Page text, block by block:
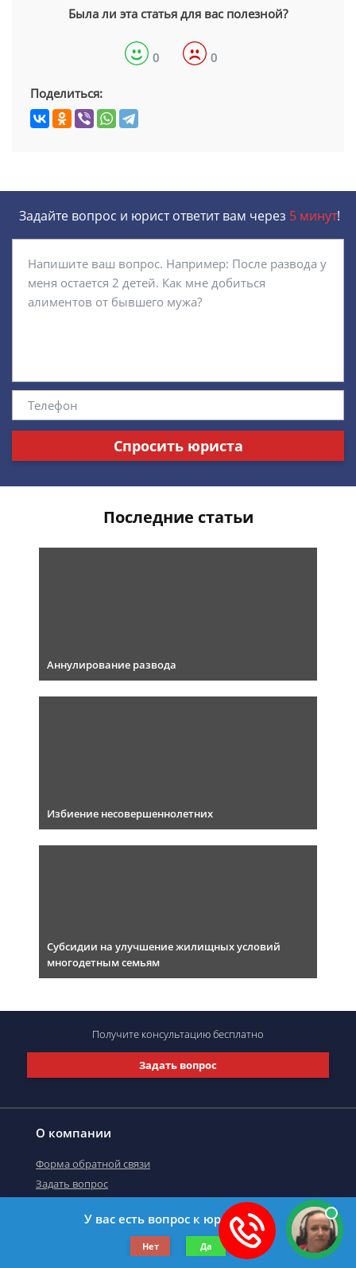
Была ли эта статья для вас полезной?
0 0
Поделиться:
Задайте вопрос и юрист ответит вам через 5 минут!
Спросить юриста
Последние статьи
Аннулирование развода
Избиение несовершеннолетних
Субсидии на улучшение жилищных условий
многодетным семьям
О компании
Форма обратной связи
Задать вопрос
©2019-2026 Все права защищены.
Задать вопрос
Получите консультациюбесплатно
У вас есть вопрос к юристу?
Нет Да